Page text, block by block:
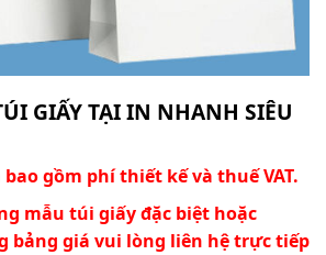
GIẤY TẠI IN NHANH SIÊU
gồm phí thiết kế và thuế VAT.
mẫu túi giấy đặc biệt hoặc
bảng giá vui lòng liên hệ trực tiếp